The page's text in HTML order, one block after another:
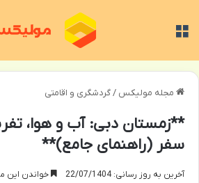
مجله مولیکس /گردشگری و اقامتی
**زمستان دبی: آب و هوا،
سفر (راهنمای جامع)**
آخرین به روز رسانی: 22/07/1404 خواندن این مطلب 14 دقیقه